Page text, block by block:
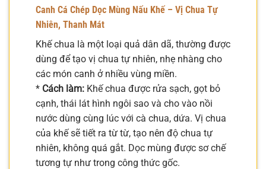
Canh Cá Chép Dọc Mùng Nấu Khế – Vị Chua Tự
Nhiên, Thanh Mát
Khế chua là một loại quả dân dã, thường được
dùng để tạo vị chua tự nhiên, nhẹ nhàng cho
các món canh ở nhiều vùng miền.
* Cách làm: Khế chua được rửa sạch, gọt bỏ
cạnh, thái lát hình ngôi sao và cho vào nồi
nước dùng cùng lúc với cà chua, dứa. Vị chua
của khế sẽ tiết ra từ từ, tạo nên độ chua tự
nhiên, không quá gắt. Dọc mùng được sơ chế
tương tự như trong công thức gốc.